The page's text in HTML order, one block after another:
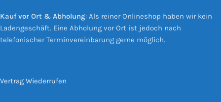
Kauf vor Ort & Abholung: Als reiner Onlineshop haben wir kein
Ladengeschäft. Eine Abholung vor Ort ist jedoch nach
telefonischer Terminvereinbarung gerne möglich.
Vertrag Wiederrufen